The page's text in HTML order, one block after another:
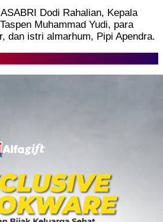
Dodi Rahalian, Kepala
Muhammad Yudi, para
dan istri almarhum, Pipi Apendra.